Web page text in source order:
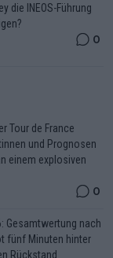
die INEOS-Führung
0
Tour de France
und Prognosen
einem explosiven
0
Gesamtwertung nach
fünf Minuten hinter
Rückstand